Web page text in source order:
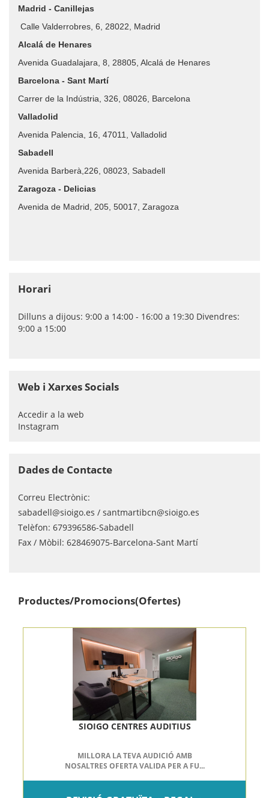
Madrid - Canillejas
Calle Valderrobres, 6, 28022, Madrid
Alcalá de Henares
Avenida Guadalajara, 8, 28805, Alcalá de Henares
Barcelona - Sant Martí
Carrer de la Indústria, 326, 08026, Barcelona
Valladolid
Avenida Palencia, 16, 47011, Valladolid
Sabadell
Avenida Barberà,226, 08023, Sabadell
Zaragoza - Delicias
Avenida de Madrid, 205, 50017, Zaragoza
Horari
Dilluns a dijous: 9:00 a 14:00 - 16:00 a 19:30 Divendres:
9:00 a 15:00
Web i Xarxes Socials
Accedir a la web
Instagram
Dades de Contacte
Correu Electrònic:
sabadell@sioigo.es / santmartibcn@sioigo.es
Telèfon: 679396586-Sabadell
Fax / Mòbil: 628469075-Barcelona-Sant Martí
Productes/Promocions(Ofertes)
SIOIGO CENTRES AUDITIUS
MILLORA LA TEVA AUDICIÓ AMB
NOSALTRES OFERTA VALIDA PER A FU...